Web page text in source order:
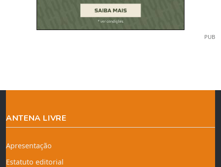
PUB
ANTENA LIVRE
Apresentação
Estatuto editorial